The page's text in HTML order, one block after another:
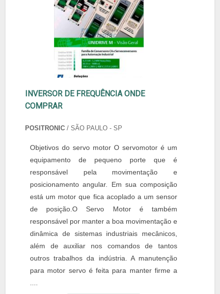
INVERSOR DE FREQUÊNCIA ONDE
COMPRAR
POSITRONIC / SÃO PAULO - SP
Objetivos do servo motor O servomotor é um
equipamento de pequeno porte que é
responsável pela movimentação e
posicionamento angular. Em sua composição
está um motor que fica acoplado a um sensor
de posição.O Servo Motor é também
responsável por manter a boa movimentação e
dinâmica de sistemas industriais mecânicos,
além de auxiliar nos comandos de tantos
outros trabalhos da indústria. A manutenção
para motor servo é feita para manter firme a